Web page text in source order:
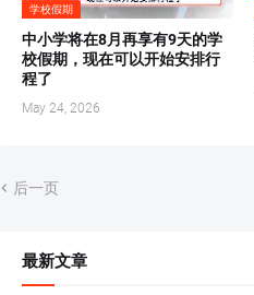
学校假期
中小学将在8月再享有9天的学
校假期，现在可以开始安排行
程了
May 24, 2026
后一页
最新文章